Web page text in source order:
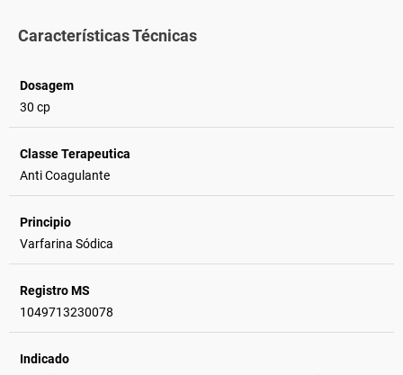
Características Técnicas
Dosagem
30 cp
Classe Terapeutica
Anti Coagulante
Principio
Varfarina Sódica
Registro MS
1049713230078
Indicado